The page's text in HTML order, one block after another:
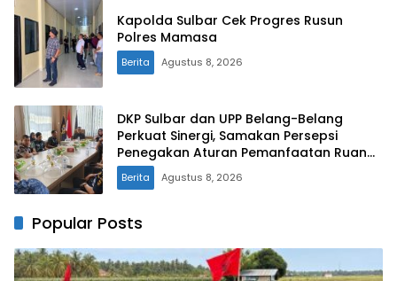
Kapolda Sulbar Cek Progres Rusun
Berita Agustus 8, 2026
DKP Sulbar dan UPP Belang-Belang
Perkuat Sinergi, Samakan Persepsi
Penegakan Aturan Pemanfaatan Ruang
Laut
Berita Agustus 8, 2026
Popular Posts